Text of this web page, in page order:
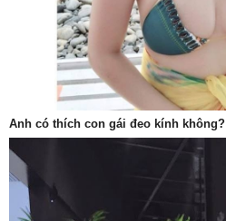
Anh có thích con gái đeo kính không?